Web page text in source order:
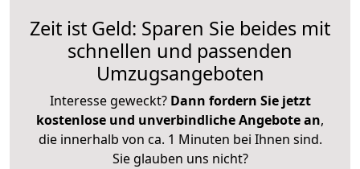
Zeit ist Geld: Sparen Sie beides mit
schnellen und passenden
Umzugsangeboten
Interesse geweckt? Dann fordern Sie jetzt
kostenlose und unverbindliche Angebote an,
die innerhalb von ca. 1 Minuten bei Ihnen sind.
Sie glauben uns nicht?